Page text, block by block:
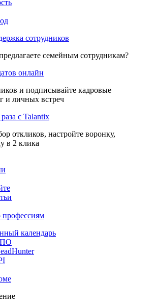
сотрудников
семейным сотрудникам?
онлайн
и подписывайте кадровые
и личных встреч
с Talantix
откликов, настройте воронку,
в 2 клика
календарь
ПО